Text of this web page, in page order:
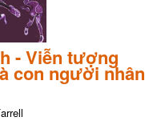
- Viễn tượng
con người nhân